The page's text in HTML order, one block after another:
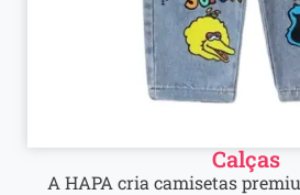
Calças
A HAPA cria camisetas